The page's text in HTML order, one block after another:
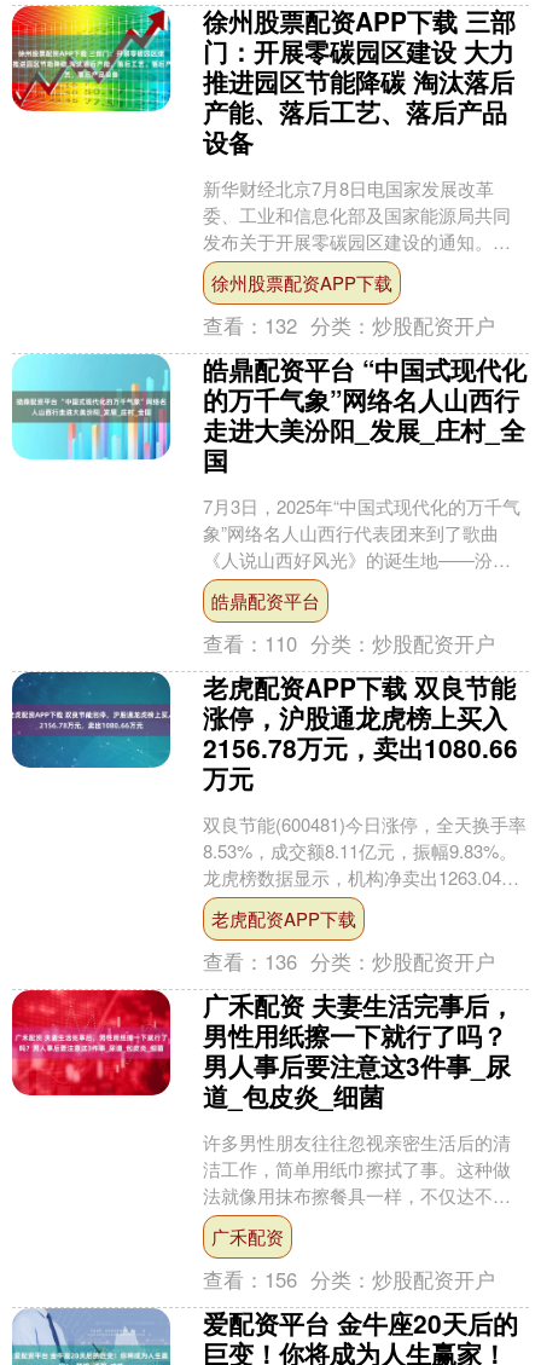
徐州股票配资APP下载 三部
门：开展零碳园区建设 大力
推进园区节能降碳 淘汰落后
产能、落后工艺、落后产品
设备
新华财经北京7月8日电国家发展改革
委、工业和信息化部及国家能源局共同
发布关于开展零碳园区建设的通知。其
中提到八项重点任务： （一）加快园区
用能结构转型。加强园区....
徐州股票配资APP下载
查看： 132 分类：炒股配资开户
皓鼎配资平台 “中国式现代化
的万千气象”网络名人山西行
走进大美汾阳_发展_庄村_全
国
7月3日，2025年“中国式现代化的万千气
象”网络名人山西行代表团来到了歌曲
《人说山西好风光》的诞生地——汾阳
贾家庄，实地感受美丽乡村的多元魅
力，全方位、多角度....
皓鼎配资平台
查看： 110 分类：炒股配资开户
老虎配资APP下载 双良节能
涨停，沪股通龙虎榜上买入
2156.78万元，卖出1080.66
万元
双良节能(600481)今日涨停，全天换手率
8.53%，成交额8.11亿元，振幅9.83%。
龙虎榜数据显示，机构净卖出1263.04万
元，沪股通净买入1076.....
老虎配资APP下载
查看： 136 分类：炒股配资开户
广禾配资 夫妻生活完事后，
男性用纸擦一下就行了吗？
男人事后要注意这3件事_尿
道_包皮炎_细菌
许多男性朋友往往忽视亲密生活后的清
洁工作，简单用纸巾擦拭了事。这种做
法就像用抹布擦餐具一样，不仅达不到
清洁效果，还可能带来健康隐患。今天
我们就来聊聊这件事的正确....
广禾配资
查看： 156 分类：炒股配资开户
爱配资平台 金牛座20天后的
巨变！你将成为人生赢家！_